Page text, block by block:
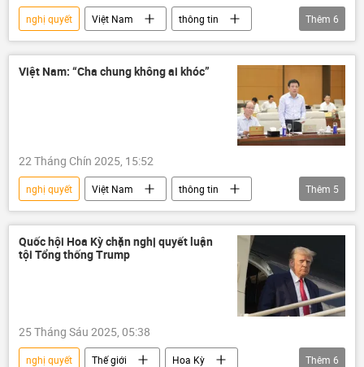
nghị quyết Việt Nam
thông tin
Đồng Nai
Quốc hội
Kinh tế
chiến lược phát triển kinh tế
Chính trị
Thêm 6
Việt Nam: “Cha chung không ai khóc”
22 Tháng Chín 2025, 15:52
nghị quyết Việt Nam
thông tin
Xã hội
Chính trị
luật
Pháp luật
Quốc hội
Thêm 5
Quốc hội Hoa Kỳ chặn nghị quyết luận
tội Tổng thống Trump
25 Tháng Sáu 2025, 05:38
nghị quyết Thế giới
Hoa Kỳ
Thêm 6